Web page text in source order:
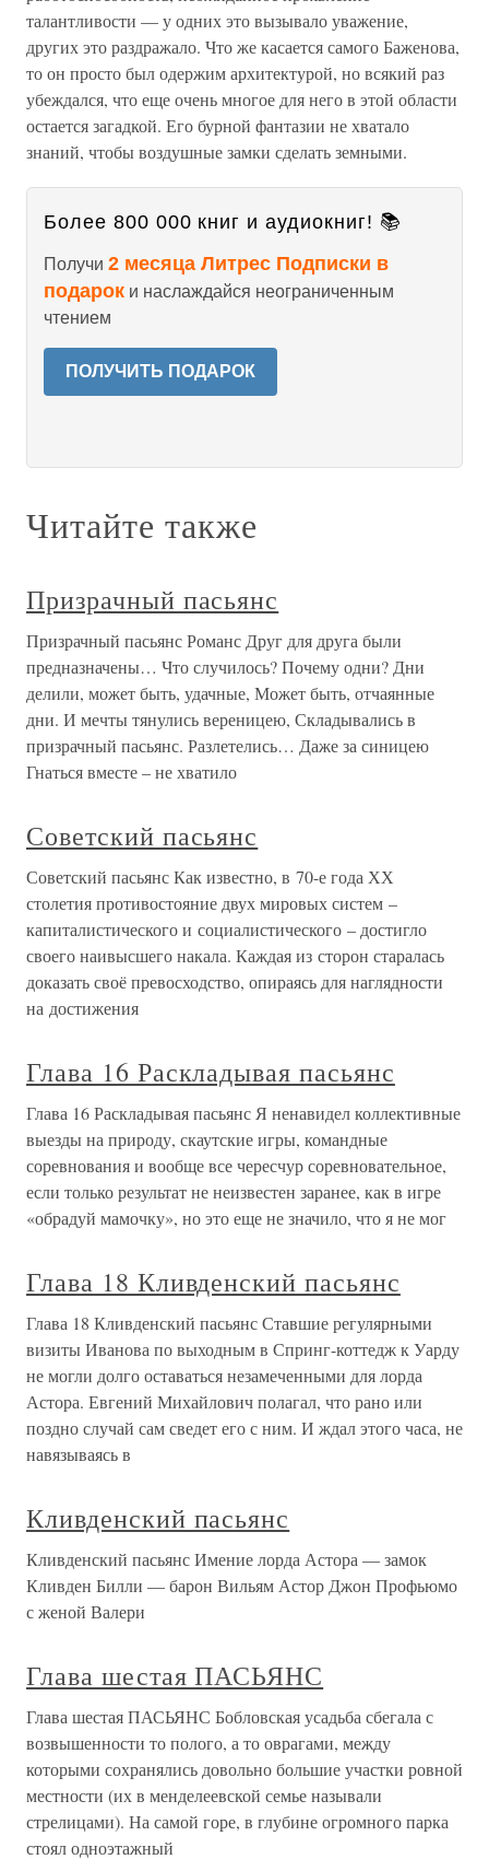
талантливости — у одних это вызывало уважение,
других это раздражало. Что же касается самого Баженова,
то он просто был одержим архитектурой, но всякий раз
убеждался, что еще очень многое для него в этой области
остается загадкой. Его бурной фантазии не хватало
знаний, чтобы воздушные замки сделать земными.
Более 800 000 книг и аудиокниг! 📚
Получи 2 месяца Литрес Подписки в
подарок и наслаждайся неограниченным
чтением
ПОЛУЧИТЬ ПОДАРОК
Читайте также
Призрачный пасьянс
Призрачный пасьянс Романс Друг для друга были
предназначены… Что случилось? Почему одни? Дни
делили, может быть, удачные, Может быть, отчаянные
дни. И мечты тянулись вереницею, Складывались в
призрачный пасьянс. Разлетелись… Даже за синицею
Гнаться вместе – не хватило
Советский пасьянс
Советский пасьянс Как известно, в 70-е года ХХ
столетия противостояние двух мировых систем –
капиталистического и социалистического – достигло
своего наивысшего накала. Каждая из сторон старалась
доказать своё превосходство, опираясь для наглядности
на достижения
Глава 16 Раскладывая пасьянс
Глава 16 Раскладывая пасьянс Я ненавидел коллективные
выезды на природу, скаутские игры, командные
соревнования и вообще все чересчур соревновательное,
если только результат не неизвестен заранее, как в игре
«обрадуй мамочку», но это еще не значило, что я не мог
Глава 18 Кливденский пасьянс
Глава 18 Кливденский пасьянс Ставшие регулярными
визиты Иванова по выходным в Спринг-коттедж к Уарду
не могли долго оставаться незамеченными для лорда
Астора. Евгений Михайлович полагал, что рано или
поздно случай сам сведет его с ним. И ждал этого часа, не
навязываясь в
Кливденский пасьянс
Кливденский пасьянс Имение лорда Астора — замок
Кливден Билли — барон Вильям Астор Джон Профьюмо
с женой Валери
Глава шестая ПАСЬЯНС
Глава шестая ПАСЬЯНС Бобловская усадьба сбегала с
возвышенности то полого, а то оврагами, между
которыми сохранялись довольно большие участки ровной
местности (их в менделеевской семье называли
стрелицами). На самой горе, в глубине огромного парка
стоял одноэтажный